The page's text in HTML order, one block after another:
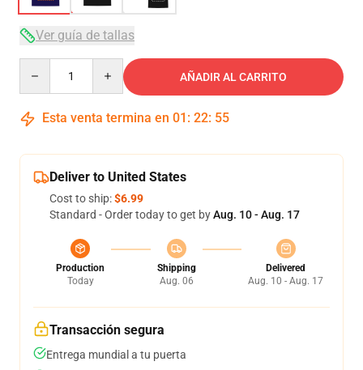
Ver guía de tallas
AÑADIR AL CARRITO
Esta venta termina en 01 : 22: 54
Deliver to United States
Cost to ship:$6.99
Standard - Order today to get byAug. 10 - Aug. 17
Production
Today
Shipping
Aug. 06
Delivered
Aug. 10 - Aug. 17
Transacción segura
Entrega mundial a tu puerta